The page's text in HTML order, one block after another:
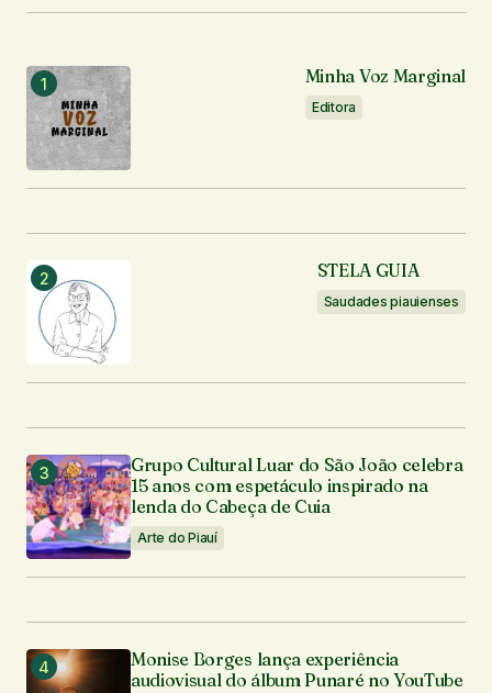
O seu endereço de e-mail não será publicado.
Comentário
Seu nome*
Seu e-mail
Enviar comentário
Minha Voz Marginal
Editora
STELA GUIA
Saudades piauienses
Grupo Cultural Luar do São João celebra
15 anos com espetáculo inspirado na
lenda do Cabeça de Cuia
Arte do Piauí
Monise Borges lança experiência
audiovisual do álbum Punaré no YouTube